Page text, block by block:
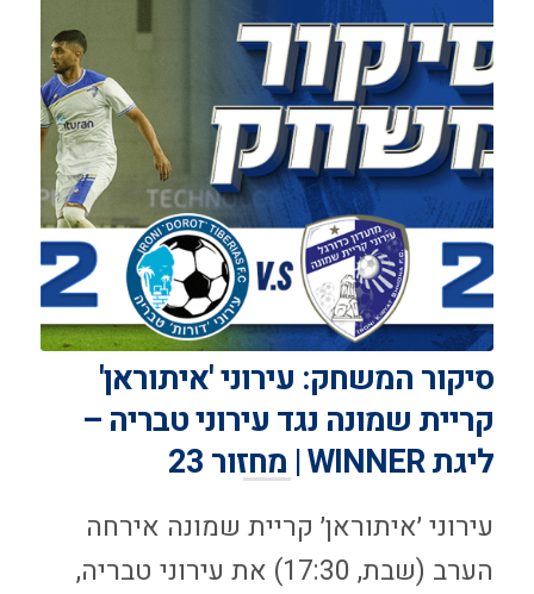
סיקור המשחק: עירוני 'איתוראן'
קריית שמונה נגד עירוני טבריה –
ליגת WINNER | מחזור 23
עירוני ׳איתוראן׳ קריית שמונה אירחה
הערב (שבת, 17:30) את עירוני טבריה,